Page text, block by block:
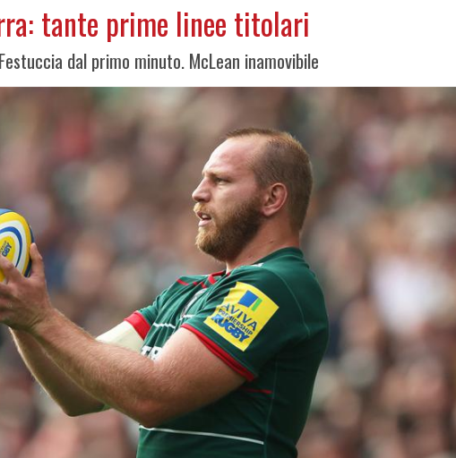
tante prime linee titolari
dal primo minuto. McLean inamovibile